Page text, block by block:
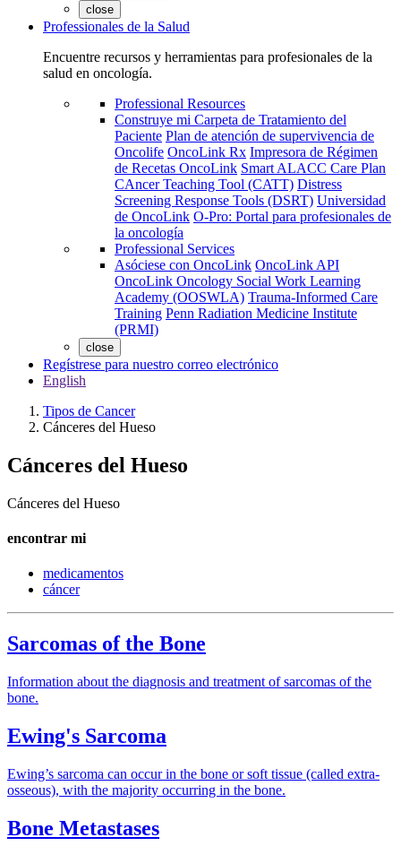
close
Professionales de la Salud
Encuentre recursos y herramientas para profesionales de la
salud en oncología.
Professional Resources
Construye mi Carpeta de Tratamiento del
Paciente Plan de atención de supervivencia de
Oncolife OncoLink Rx Impresora de Régimen
de Recetas OncoLink Smart ALACC Care Plan
CAncer Teaching Tool (CATT) Distress
Screening Response Tools (DSRT) Universidad
de OncoLink O-Pro: Portal para profesionales de
la oncología
Professional Services
Asóciese con OncoLink OncoLink API
OncoLink Oncology Social Work Learning
Academy (OOSWLA) Trauma-Informed Care
Training Penn Radiation Medicine Institute
(PRMI)
close
Regístrese para nuestro correo electrónico
English
Tipos de Cancer
Cánceres del Hueso
Cánceres del Hueso
Cánceres del Hueso
encontrar mi
medicamentos
cáncer
Sarcomas of the Bone
Information about the diagnosis and treatment of sarcomas of the
bone.
Ewing's Sarcoma
Ewing’s sarcoma can occur in the bone or soft tissue (called extra-
osseous), with the majority occurring in the bone.
Bone Metastases